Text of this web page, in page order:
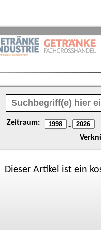
Zeitraum: -
Dieser Artikel ist ein